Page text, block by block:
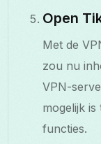
Open
Met de
zou nu
VPN-
mogelijk
functies.